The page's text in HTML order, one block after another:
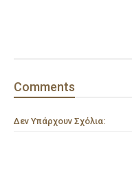
Comments
Δεν Υπάρχουν Σχόλια: